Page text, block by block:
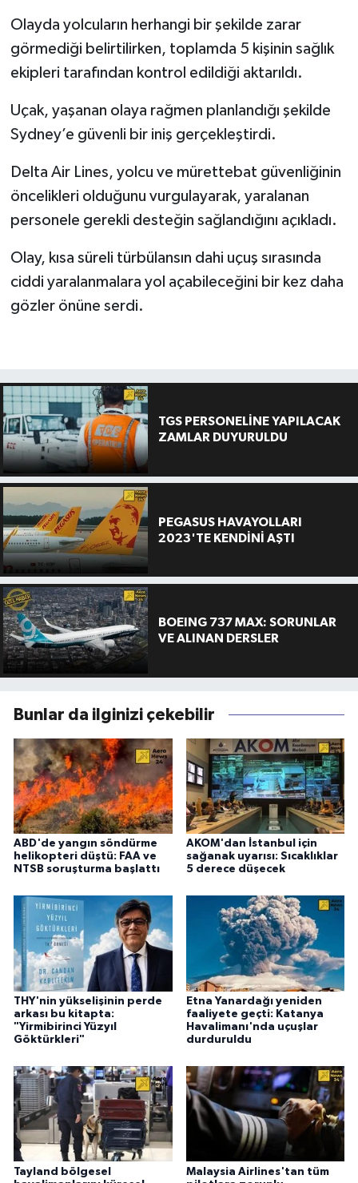
Olayda yolcuların herhangi bir şekilde zarar
görmediği belirtilirken, toplamda 5 kişinin sağlık
ekipleri tarafından kontrol edildiği aktarıldı.
Uçak, yaşanan olaya rağmen planlandığı şekilde
Sydney’e güvenli bir iniş gerçekleştirdi.
Delta Air Lines, yolcu ve mürettebat güvenliğinin
öncelikleri olduğunu vurgulayarak, yaralanan
personele gerekli desteğin sağlandığını açıkladı.
Olay, kısa süreli türbülansın dahi uçuş sırasında
ciddi yaralanmalara yol açabileceğini bir kez daha
gözler önüne serdi.
TGS PERSONELİNE YAPILACAK
ZAMLAR DUYURULDU
PEGASUS HAVAYOLLARI
2023'TE KENDİNİ AŞTI
BOEING 737 MAX: SORUNLAR
VE ALINAN DERSLER
Bunlar da ilginizi çekebilir
ABD'de yangın söndürme
helikopteri düştü: FAA ve
NTSB soruşturma başlattı
AKOM'dan İstanbul için
sağanak uyarısı: Sıcaklıklar
5 derece düşecek
THY'nin yükselişinin perde
arkası bu kitapta:
"Yirmibirinci Yüzyıl
Göktürkleri"
Etna Yanardağı yeniden
faaliyete geçti: Katanya
Havalimanı'nda uçuşlar
durduruldu
Tayland bölgesel
Malaysia Airlines'tan tüm